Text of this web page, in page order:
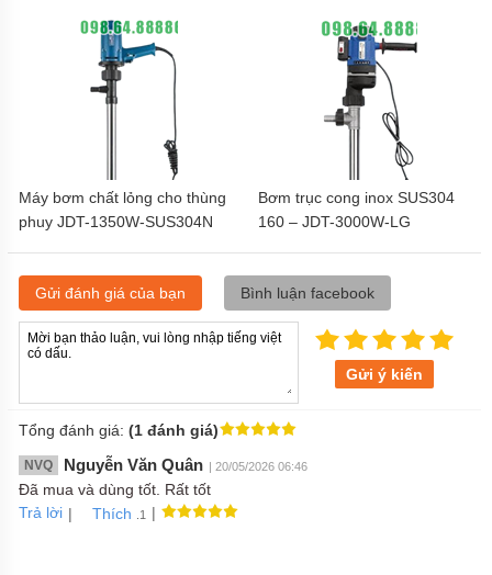
Máy bơm chất lỏng cho thùng
phuy JDT-1350W-SUS304N
Bơm trục cong inox SUS304
160 – JDT-3000W-LG
Gửi đánh giá của bạn Bình luận facebook
Gửi ý kiến
Tổng đánh giá: (1 đánh giá)
NVQ Nguyễn Văn Quân | 20/05/2026 06:46
Đã mua và dùng tốt. Rất tốt
Trả lời | Thích .1 |